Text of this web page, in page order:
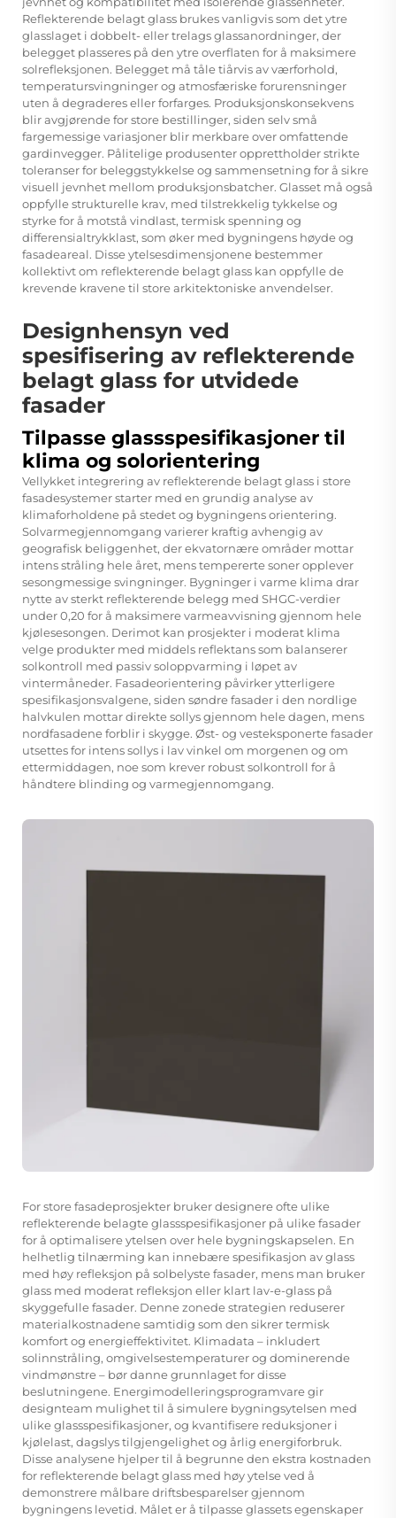
Reflekterende belagt glass brukes vanligvis som det ytre
glasslaget i dobbelt- eller trelags glassanordninger, der
belegget plasseres på den ytre overflaten for å maksimere
solrefleksjonen. Belegget må tåle tiårvis av værforhold,
temperatursvingninger og atmosfæriske forurensninger
uten å degraderes eller forfarges. Produksjonskonsekvens
blir avgjørende for store bestillinger, siden selv små
fargemessige variasjoner blir merkbare over omfattende
gardinvegger. Pålitelige produsenter opprettholder strikte
toleranser for beleggstykkelse og sammensetning for å sikre
visuell jevnhet mellom produksjonsbatcher. Glasset må også
oppfylle strukturelle krav, med tilstrekkelig tykkelse og
styrke for å motstå vindlast, termisk spenning og
differensialtrykklast, som øker med bygningens høyde og
fasadeareal. Disse ytelsesdimensjonene bestemmer
kollektivt om reflekterende belagt glass kan oppfylle de
krevende kravene til store arkitektoniske anvendelser.
Designhensyn ved
spesifisering av reflekterende
belagt glass for utvidede
fasader
Tilpasse glassspesifikasjoner til
klima og solorientering
Vellykket integrering av reflekterende belagt glass i store
fasadesystemer starter med en grundig analyse av
klimaforholdene på stedet og bygningens orientering.
Solvarmegjennomgang varierer kraftig avhengig av
geografisk beliggenhet, der ekvatornære områder mottar
intens stråling hele året, mens tempererte soner opplever
sesongmessige svingninger. Bygninger i varme klima drar
nytte av sterkt reflekterende belegg med SHGC-verdier
under 0,20 for å maksimere varmeavvisning gjennom hele
kjølesesongen. Derimot kan prosjekter i moderat klima
velge produkter med middels reflektans som balanserer
solkontroll med passiv soloppvarming i løpet av
vintermåneder. Fasadeorientering påvirker ytterligere
spesifikasjonsvalgene, siden søndre fasader i den nordlige
halvkulen mottar direkte sollys gjennom hele dagen, mens
nordfasadene forblir i skygge. Øst- og vesteksponerte fasader
utsettes for intens sollys i lav vinkel om morgenen og om
ettermiddagen, noe som krever robust solkontroll for å
håndtere blinding og varmegjennomgang.
For store fasadeprosjekter bruker designere ofte ulike
reflekterende belagte glassspesifikasjoner på ulike fasader
for å optimalisere ytelsen over hele bygningskapselen. En
helhetlig tilnærming kan innebære spesifikasjon av glass
med høy refleksjon på solbelyste fasader, mens man bruker
glass med moderat refleksjon eller klart lav-e-glass på
skyggefulle fasader. Denne zonede strategien reduserer
materialkostnadene samtidig som den sikrer termisk
komfort og energieffektivitet. Klimadata – inkludert
solinnstråling, omgivelsestemperaturer og dominerende
vindmønstre – bør danne grunnlaget for disse
beslutningene. Energimodelleringsprogramvare gir
designteam mulighet til å simulere bygningsytelsen med
ulike glassspesifikasjoner, og kvantifisere reduksjoner i
kjølelast, dagslys tilgjengelighet og årlig energiforbruk.
Disse analysene hjelper til å begrunne den ekstra kostnaden
for reflekterende belagt glass med høy ytelse ved å
demonstrere målbare driftsbesparelser gjennom
bygningens levetid. Målet er å tilpasse glassets egenskaper